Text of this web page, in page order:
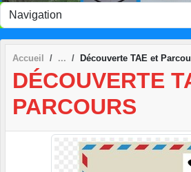
Accueil Découverte TAE et
DÉCOUVERTE
PARCOURS